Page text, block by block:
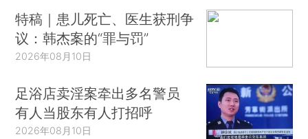
特稿｜患儿死亡、医生获刑争
议：韩杰案的“罪与罚”
2026年08月10日
足浴店卖淫案牵出多名警员
有人当股东有人打招呼
2026年08月10日